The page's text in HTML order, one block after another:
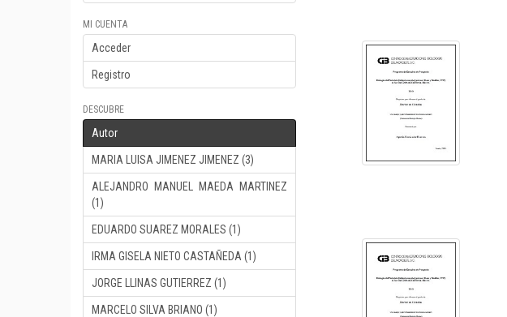
MI CUENTA
Acceder
Registro
DESCUBRE
Autor
MARIA LUISA JIMENEZ JIMENEZ (3)
ALEJANDRO MANUEL MAEDA MARTINEZ
(1)
EDUARDO SUAREZ MORALES (1)
IRMA GISELA NIETO CASTAÑEDA (1)
JORGE LLINAS GUTIERREZ (1)
MARCELO SILVA BRIANO (1)